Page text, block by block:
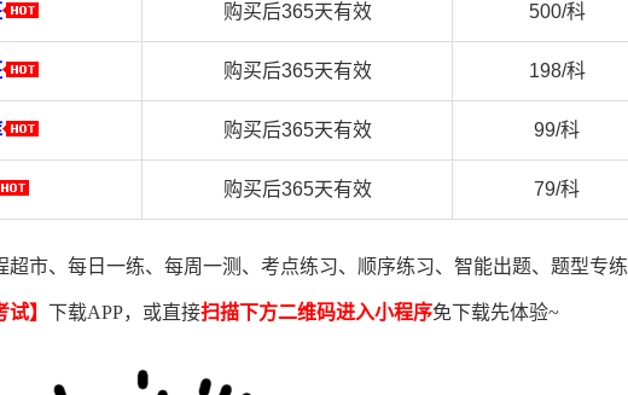
购买后365天有效 500/科
购买后365天有效 198/科
购买后365天有效 99/科
购买后365天有效 79/科
市、每日一练、每周一测、考点练习、顺序练习、智能出题、题型专练
】 下载APP，或直接扫描下方二维码进入小程序免下载先体验~